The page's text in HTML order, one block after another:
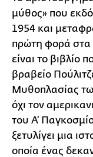
μύθος» που
1954 και
πρώτη φορά στα
είναι το βιβλίο
βραβείο
Μυθοπλασίας
όχι τον
του Α’
ξετυλίγει μια
οποία ένας